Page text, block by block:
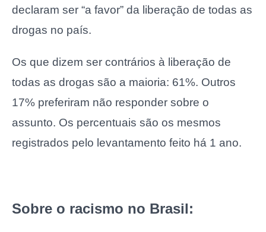
declaram ser “a favor” da liberação de todas as
drogas no país.
Os que dizem ser contrários à liberação de
todas as drogas são a maioria: 61%. Outros
17% preferiram não responder sobre o
assunto. Os percentuais são os mesmos
registrados pelo levantamento feito há 1 ano.
Sobre o racismo no Brasil: